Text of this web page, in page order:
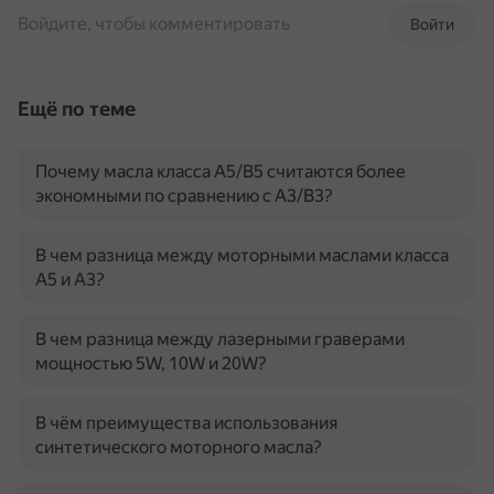
Войти
Войдите, чтобы комментировать
Ещё по теме
Почему масла класса A5/B5 считаются более
экономными по сравнению с A3/B3?
В чем разница между моторными маслами класса
A5 и A3?
В чем разница между лазерными граверами
мощностью 5W, 10W и 20W?
В чём преимущества использования
синтетического моторного масла?